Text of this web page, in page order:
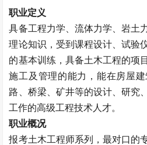
职业定义
具备工程力学、流体力学、岩土
理论知识，受到课程设计、试验
的基本训练，具备土木工程的项
施工及管理的能力，能在房屋
路、桥梁、矿井等的设计、研究
工作的高级工程技术人才。
职业概况
报考土木工程师系列，最对口的